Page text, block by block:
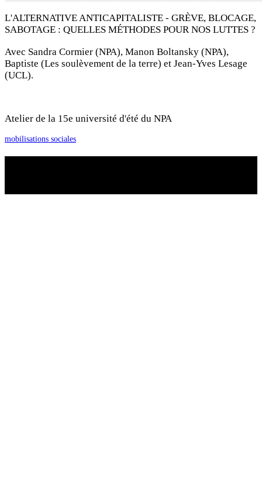
L'ALTERNATIVE ANTICAPITALISTE - GRÈVE, BLOCAGE,
SABOTAGE : QUELLES MÉTHODES POUR NOS LUTTES ?
Avec Sandra Cormier (NPA), Manon Boltansky (NPA),
Baptiste (Les soulèvement de la terre) et Jean-Yves Lesage
(UCL).
Atelier de la 15e université d'été du NPA
mobilisations sociales